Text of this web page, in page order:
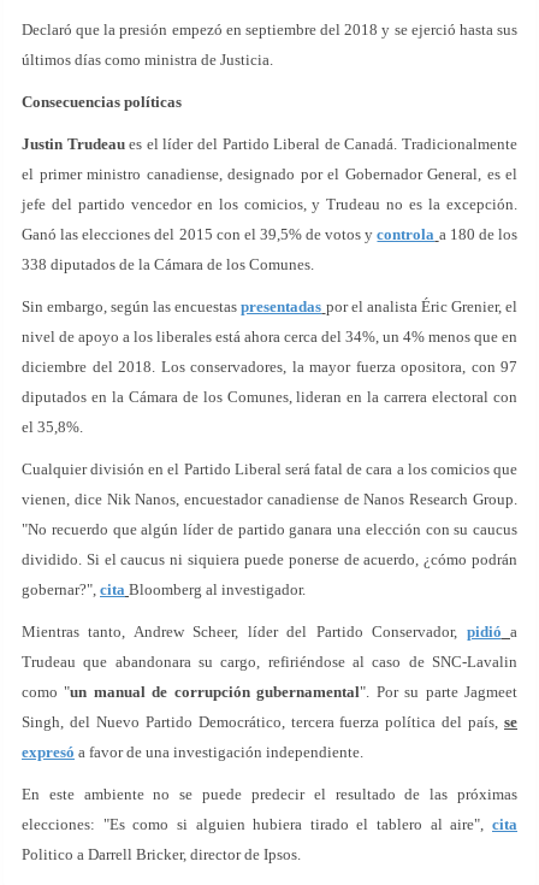
Declaró que la presión empezó en septiembre del 2018 y se ejerció hasta sus
últimos días como ministra de Justicia.
Consecuencias políticas
Justin Trudeaues el líder del Partido Liberal de Canadá. Tradicionalmente
el primer ministro canadiense, designado por el Gobernador General, es el
jefe del partido vencedor en los comicios, y Trudeau no es la excepción.
Ganó las elecciones del 2015 con el 39,5% de votos ycontrola a 180 de los
338 diputados de la Cámara de los Comunes.
Sin embargo, según las encuestaspresentadas por el analista Éric Grenier, el
nivel de apoyo a los liberales está ahora cerca del 34%, un 4% menos que en
diciembre del 2018. Los conservadores, la mayor fuerza opositora, con 97
diputados en la Cámara de los Comunes, lideran en la carrera electoral con
el 35,8%.
Cualquier división en el Partido Liberal será fatal de cara a los comicios que
vienen, dice Nik Nanos, encuestador canadiense de Nanos Research Group.
"No recuerdo que algún líder de partido ganara una elección con su caucus
dividido. Si el caucus ni siquiera puede ponerse de acuerdo, ¿cómo podrán
gobernar?", cita Bloomberg al investigador.
Mientras tanto, Andrew Scheer, líder del Partido Conservador, pidió a
Trudeau que abandonara su cargo, refiriéndose al caso de SNC-Lavalin
como "un manual de corrupción gubernamental". Por su parte Jagmeet
Singh, del Nuevo Partido Democrático, tercera fuerza política del país, se
expresó a favor de una investigación independiente.
En este ambiente no se puede predecir el resultado de las próximas
elecciones: "Es como si alguien hubiera tirado el tablero al aire", cita
Politico a Darrell Bricker, director de Ipsos.